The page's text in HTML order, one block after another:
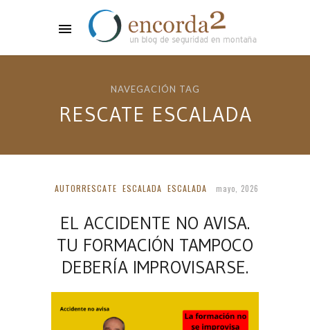
NAVEGACIÓN TAG
RESCATE ESCALADA
AUTORRESCATE ESCALADA ESCALADA mayo, 2026
EL ACCIDENTE NO AVISA.
TU FORMACIÓN TAMPOCO
DEBERÍA IMPROVISARSE.